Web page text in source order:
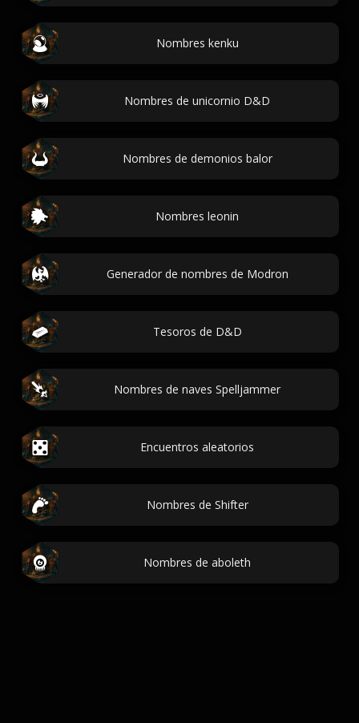
Nombres kenku
Nombres de unicornio D&D
Nombres de demonios balor
Nombres leonin
Generador de nombres de Modron
Tesoros de D&D
Nombres de naves Spelljammer
Encuentros aleatorios
Nombres de Shifter
Nombres de aboleth